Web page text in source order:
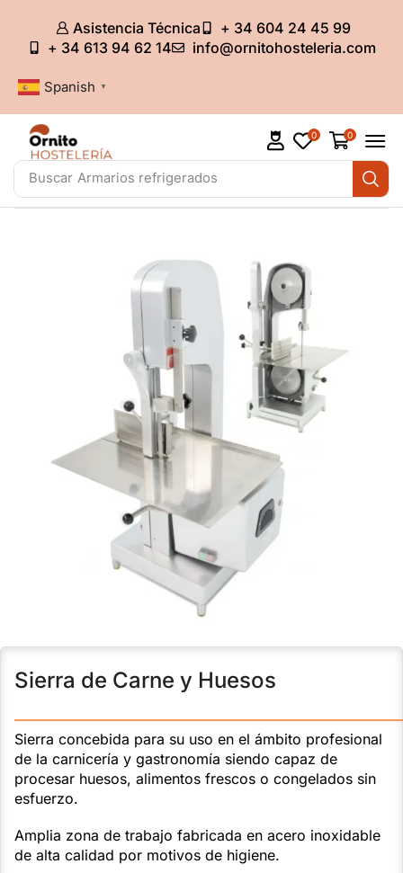
Asistencia Técnica
+ 34 604 24 45 99
+ 34 613 94 62 14
info@ornitohosteleria.com
Spanish ▼
Buscar Armarios refrigerados
0 0
Sierra de Carne y Huesos
Sierra concebida para su uso en el ámbito profesional
de la carnicería y gastronomía siendo capaz de
procesar huesos, alimentos frescos o congelados sin
esfuerzo.
Amplia zona de trabajo fabricada en acero inoxidable
de alta calidad por motivos de higiene.